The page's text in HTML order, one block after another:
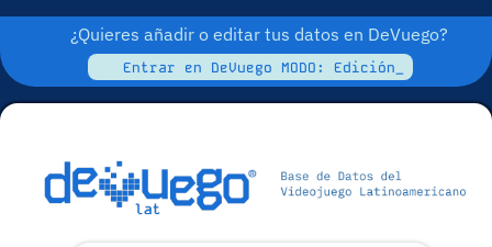
¿Quieres añadir o editar tus datos en DeVuego?
Entrar en DeVuego MODO: Edición_